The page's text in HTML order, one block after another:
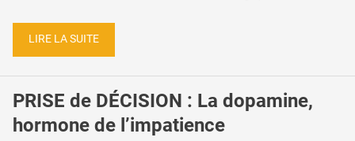
LIRE LA SUITE
PRISE de DÉCISION : La dopamine,
hormone de l’impatience